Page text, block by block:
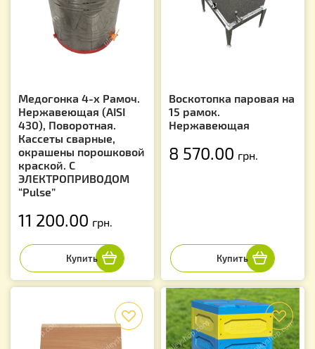
Медогонка 4-х Рамоч.
Нержавеющая (AISI
430), Поворотная.
Кассеты сварные,
окрашены порошковой
краской. С
ЭЛЕКТРОПРИВОДОМ
“Pulse”
11 200.00 грн.
Воскотопка паровая на
15 рамок.
Нержавеющая
8 570.00 грн.